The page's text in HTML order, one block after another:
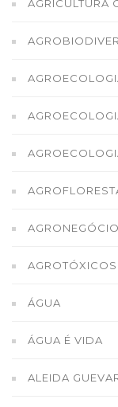
AGRICULTURA
AGRONEGÓCIO
AGROTÓXICOS
ÁGUA
ÁGUA É VIDA
ALEIDA